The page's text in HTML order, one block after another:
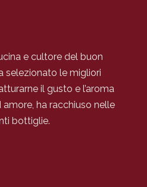
e cultore del buon
selezionato le migliori
il gusto e l’aroma
ha racchiuso nelle
bottiglie.